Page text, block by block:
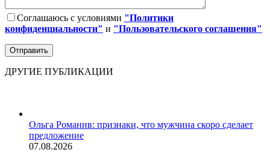
Соглашаюсь с условиями "Политики
конфиденциальности" и "Пользовательского соглашения"
ДРУГИЕ ПУБЛИКАЦИИ
Ольга Романив: признаки, что мужчина скоро сделает
предложение
07.08.2026